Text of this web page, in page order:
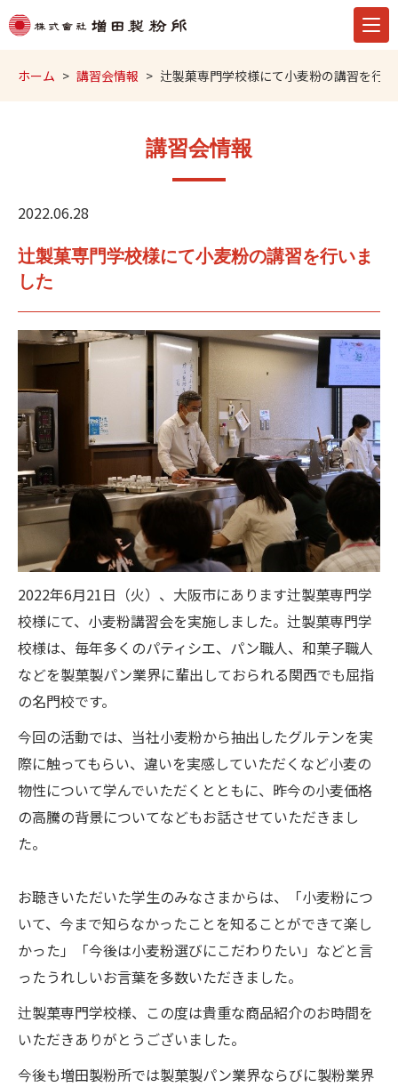
ホーム 講習会情報 辻製菓専門学校様にて小麦粉の講習を行
講習会情報
2022.06.28
辻製菓専門学校様にて小麦粉の講習を行いま
した
2022年6月21日（火）、大阪市にあります辻製菓専門学
校様にて、小麦粉講習会を実施しました。辻製菓専門学
校様は、毎年多くのパティシエ、パン職人、和菓子職人
などを製菓製パン業界に輩出しておられる関西でも屈指
の名門校です。
今回の活動では、当社小麦粉から抽出したグルテンを実
際に触ってもらい、違いを実感していただくなど小麦の
物性について学んでいただくとともに、昨今の小麦価格
の高騰の背景についてなどもお話させていただきまし
た。
お聴きいただいた学生のみなさまからは、「小麦粉につ
いて、今まで知らなかったことを知ることができて楽し
かった」「今後は小麦粉選びにこだわりたい」などと言
ったうれしいお言葉を多数いただきました。
辻製菓専門学校様、この度は貴重な商品紹介のお時間を
いただきありがとうございました。
今後も増田製粉所では製菓製パン業界ならびに製粉業界